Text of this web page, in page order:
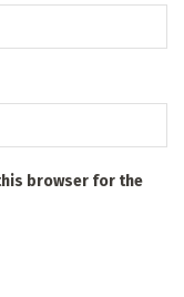
browser for the